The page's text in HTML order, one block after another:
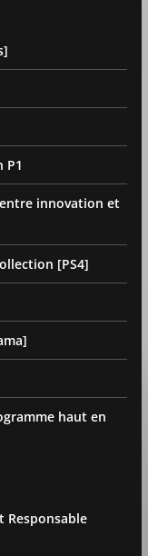
P1
innovation et
[PS4]
haut en
Responsable